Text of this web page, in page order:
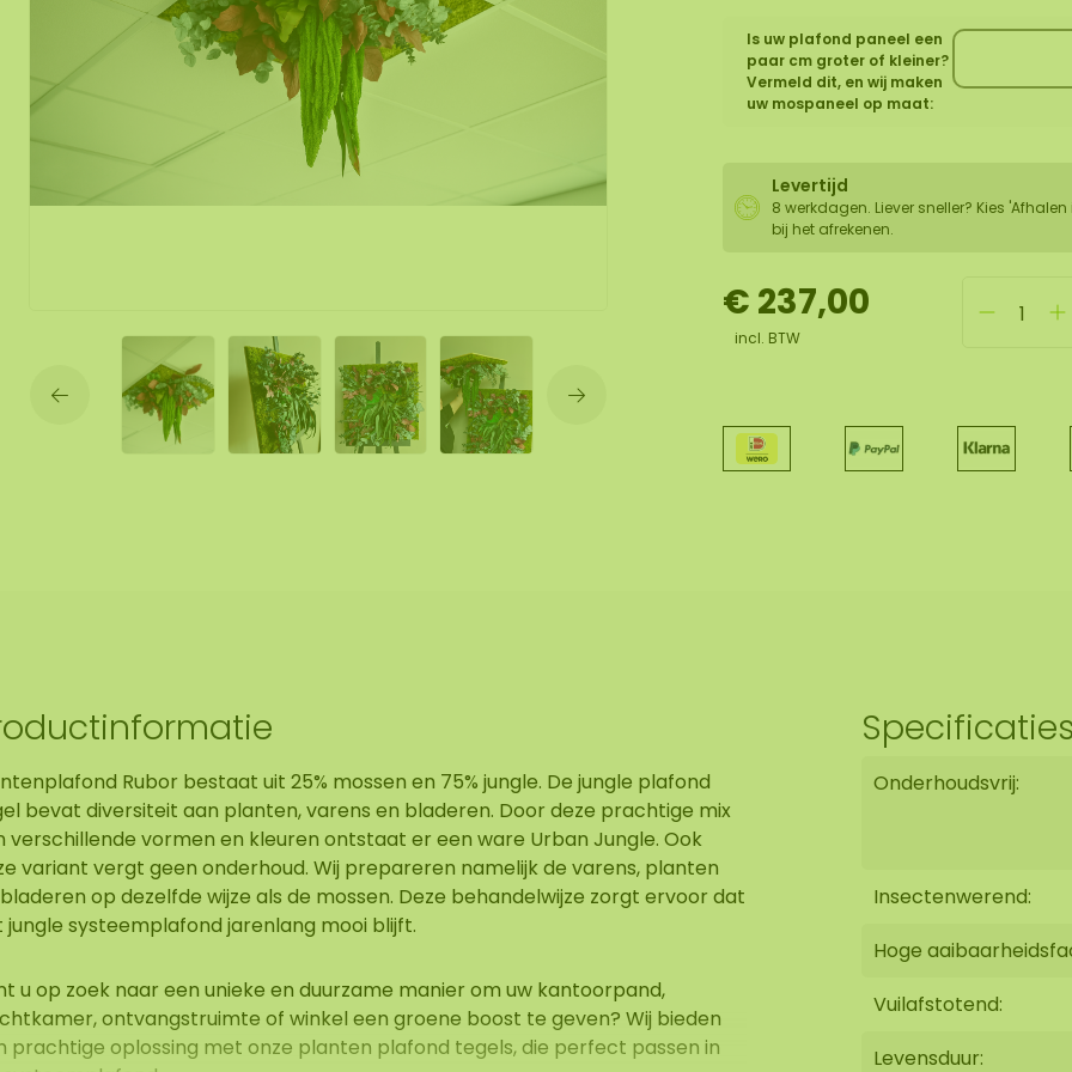
Mos spiegel
Mobiele moswand
Moswand verhuur
Is uw plafond paneel een
paar cm groter of kleiner?
Vermeld dit, en wij maken
uw mospaneel op maat:
Levertijd
8 werkdagen. Liever sneller? Kies 'Afhalen
bij het afrekenen.
€ 237,00
incl. BTW
Rubor bestaat uit 25% mossen en 75% jungle. De jungle plafond
bevat diversiteit aan planten, varens en bladeren. Door deze prachtige mix
verschillende vormen en kleuren ontstaat er een ware Urban Jungle. Ook
variant vergt geen onderhoud. Wij prepareren namelijk de varens, planten
op dezelfde wijze als de mossen. Deze behandelwijze zorgt ervoor dat
jungle systeemplafond jarenlang mooi blijft.
u op zoek naar een unieke en duurzame manier om uw kantoorpand,
ontvangstruimte of winkel een groene boost te geven? Wij bieden
prachtige oplossing met onze planten plafond tegels, die perfect passen in
Specificaties
Onderhoudsvrij:
Insectenwerend:
Hoge
Vuilafstotend:
Levensduur: